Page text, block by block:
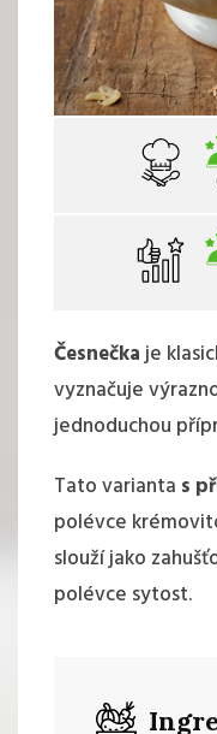
Česnečkaje
vyznačuje
jednoduchou
Tato varianta s
polévce
slouží jako
polévce sytost.